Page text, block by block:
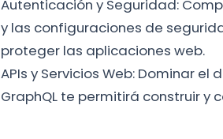
Autenticación y Seguridad:
y las configuraciones de
proteger las aplicaciones web.
APIs y Servicios Web: Dominar el
GraphQL te permitirá construir y